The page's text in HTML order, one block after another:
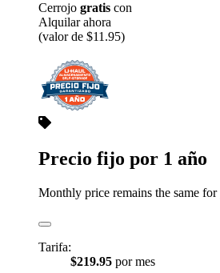
Cerrojo gratis con
Alquilar ahora
(valor de $11.95)
Precio fijo por 1 año
Monthly price remains the same
Tarifa:
$219.95 por mes